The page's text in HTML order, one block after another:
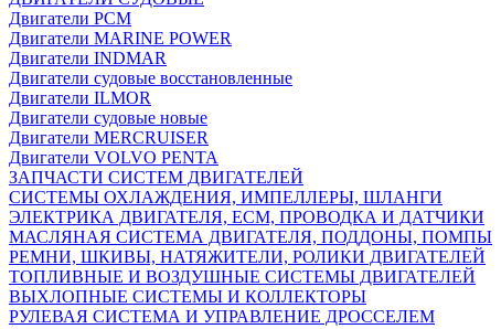
Двигатели PCM
Двигатели MARINE POWER
Двигатели INDMAR
Двигатели судовые восстановленные
Двигатели ILMOR
Двигатели судовые новые
Двигатели MERCRUISER
Двигатели VOLVO PENTA
ЗАПЧАСТИ СИСТЕМ ДВИГАТЕЛЕЙ
СИСТЕМЫ ОХЛАЖДЕНИЯ, ИМПЕЛЛЕРЫ, ШЛАНГИ
ЭЛЕКТРИКА ДВИГАТЕЛЯ, ECM, ПРОВОДКА И ДАТЧИКИ
МАСЛЯНАЯ СИСТЕМА ДВИГАТЕЛЯ, ПОДДОНЫ, ПОМПЫ
РЕМНИ, ШКИВЫ, НАТЯЖИТЕЛИ, РОЛИКИ ДВИГАТЕЛЕЙ
ТОПЛИВНЫЕ И ВОЗДУШНЫЕ СИСТЕМЫ ДВИГАТЕЛЕЙ
ВЫХЛОПНЫЕ СИСТЕМЫ И КОЛЛЕКТОРЫ
РУЛЕВАЯ СИСТЕМА И УПРАВЛЕНИЕ ДРОССЕЛЕМ